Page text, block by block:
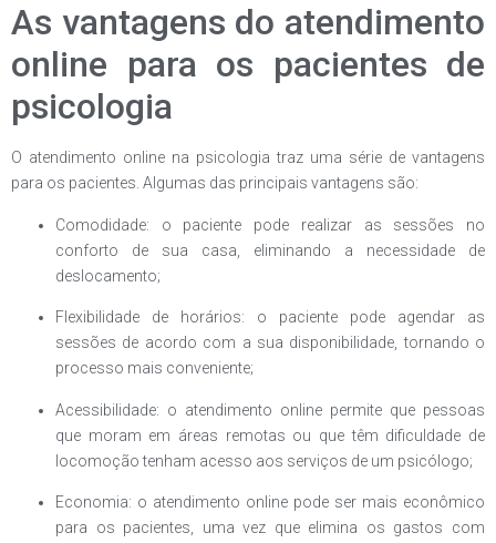
As vantagens do atendimento
online para os pacientes de
psicologia
O atendimento online na psicologia traz uma série de vantagens
para os pacientes. Algumas das principais vantagens são:
Comodidade: o paciente pode realizar as sessões no
conforto de sua casa, eliminando a necessidade de
deslocamento;
Flexibilidade de horários: o paciente pode agendar as
sessões de acordo com a sua disponibilidade, tornando o
processo mais conveniente;
Acessibilidade: o atendimento online permite que pessoas
que moram em áreas remotas ou que têm dificuldade de
locomoção tenham acesso aos serviços de um psicólogo;
Economia: o atendimento online pode ser mais econômico
para os pacientes, uma vez que elimina os gastos com